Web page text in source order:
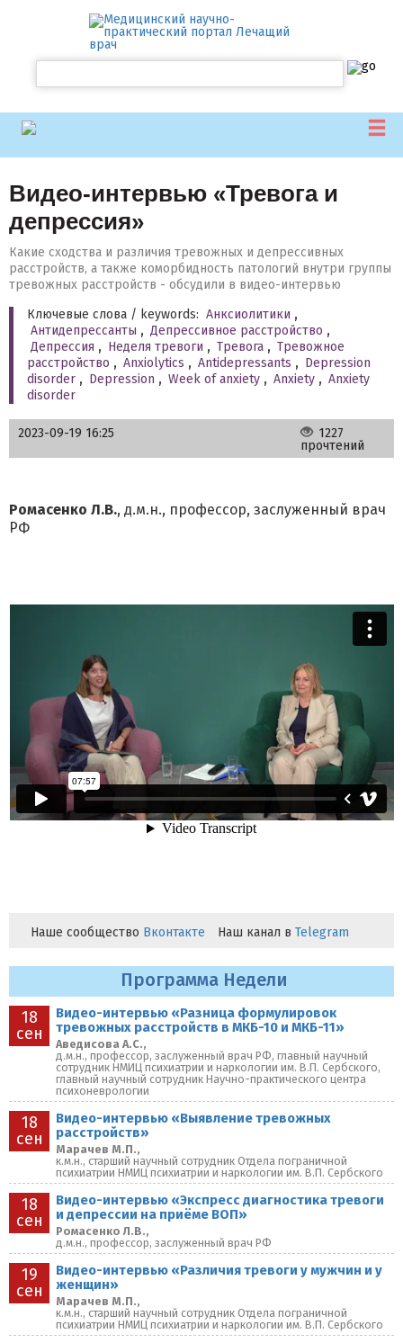
Видео-интервью «Тревога и
депрессия»
Какие сходства и различия тревожных и депрессивных
расстройств, а также коморбидность патологий внутри группы
тревожных расстройств - обсудили в видео-интервью
Ключевые слова / keywords: Анксиолитики ,
Антидепрессанты , Депрессивное расстройство ,
Депрессия , Неделя тревоги , Тревога , Тревожное
расстройство , Anxiolytics , Antidepressants , Depression
disorder , Depression , Week of anxiety , Anxiety , Anxiety
disorder
2023-09-19 16:25
1227
прочтений
Ромасенко Л.В., д.м.н., профессор, заслуженный врач
РФ
Наше сообщество Вконтакте Наш канал в Telegram
Программа Недели
18
сен
Видео-интервью «Разница формулировок
тревожных расстройств в МКБ-10 и МКБ-11»
Аведисова А.С.,
д.м.н., профессор, заслуженный врач РФ, главный научный
сотрудник НМИЦ психиатрии и наркологии им. В.П. Сербского,
главный научный сотрудник Научно-практического центра
психоневрологии
18
сен
Видео-интервью «Выявление тревожных
расстройств»
Марачев М.П.,
к.м.н., старший научный сотрудник Отдела пограничной
психиатрии НМИЦ психиатрии и наркологии им. В.П. Сербского
18
сен
Видео-интервью «Экспресс диагностика тревоги
и депрессии на приёме ВОП»
Ромасенко Л.В.,
д.м.н., профессор, заслуженный врач РФ
19
сен
Видео-интервью «Различия тревоги у мужчин и у
женщин»
Марачев М.П.,
к.м.н., старший научный сотрудник Отдела пограничной
психиатрии НМИЦ психиатрии и наркологии им. В.П. Сербского